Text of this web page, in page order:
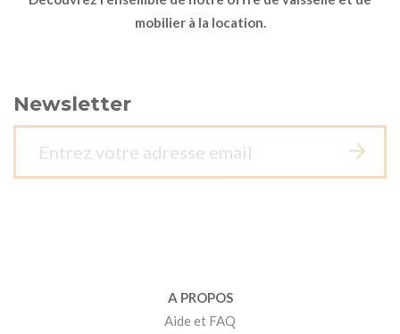
mobilier à la location.
Newsletter
A PROPOS
Aide et FAQ